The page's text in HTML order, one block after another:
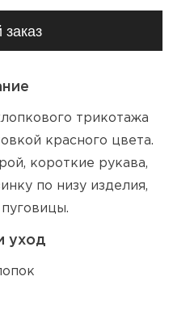
трикотажа
красного цвета.
короткие рукава,
по низу изделия,
уход